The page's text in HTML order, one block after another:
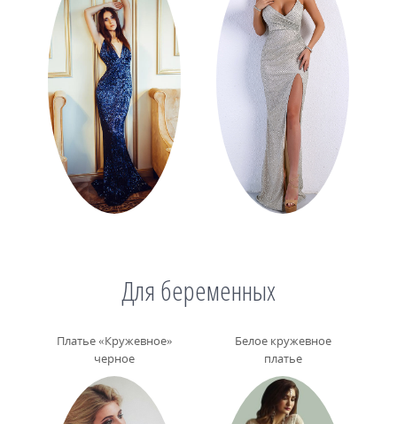
Для беременных
Платье «Кружевное»
черное
Белое кружевное
платье